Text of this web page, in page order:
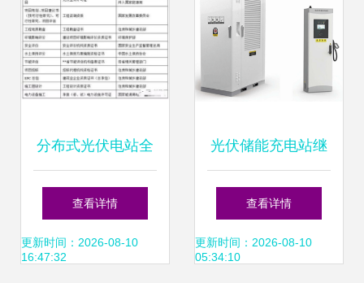
分布式光伏电站全
过程所需资质大汇
总 设计篇
查看详情
更新时间：2026-08-10
16:47:32
光伏储能充电站继
电保护与智慧运管
分布式光伏电力的
查看详情
更新时间：2026-08-10
05:34:10